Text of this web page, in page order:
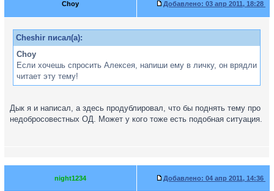
Choy Добавлено: 03 апр 2011, 18:28
Cheshir писал(а):
Choy
Если хочешь спросить Алексея, напиши ему в личку, он врядли
читает эту тему!
Дык я и написал, а здесь продублировал, что бы поднять тему про
недобросовестных ОД. Может у кого тоже есть подобная ситуация.
night1234 Добавлено: 04 апр 2011, 14:36